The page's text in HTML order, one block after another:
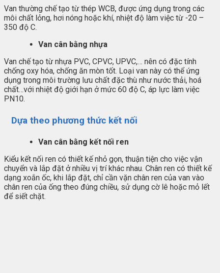
Van thường chế tạo từ thép WCB, được ứng dụng trong các
môi chất lỏng, hơi nóng hoặc khí, nhiệt độ làm việc từ -20 –
350 độ C.
Van cân bằng nhựa
Van chế tạo từ nhựa PVC, CPVC, UPVC,… nên có đặc tính
chống oxy hóa, chống ăn mòn tốt. Loại van này có thể ứng
dụng trong môi trường lưu chất đặc thù như nước thải, hoá
chất…với nhiệt độ giới hạn ở mức 60 độ C, áp lực làm việc
PN10.
Dựa theo phương thức kết nối
Van cân bằng kết nối ren
Kiểu kết nối ren có thiết kế nhỏ gọn, thuận tiện cho việc vận
chuyển và lắp đặt ở nhiều vị trí khác nhau. Chân ren có thiết kế
dạng xoắn ốc, khi lắp đặt, chỉ cần vặn chân ren của van vào
chân ren của ống theo đúng chiều, sử dụng cờ lê hoặc mỏ lết
để siết chặt.